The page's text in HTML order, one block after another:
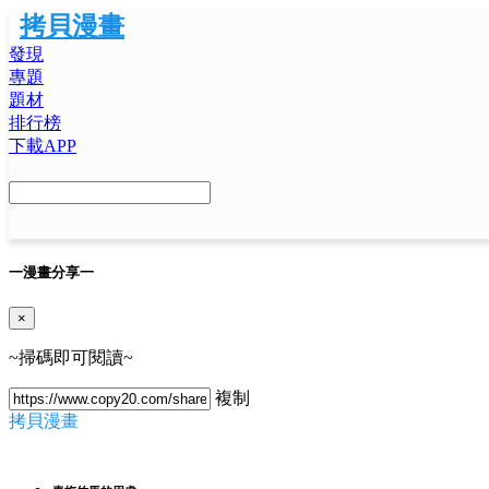
拷貝漫畫
發現
專題
題材
排行榜
下載APP
一漫畫分享一
×
~掃碼即可閱讀~
複制
拷貝漫畫